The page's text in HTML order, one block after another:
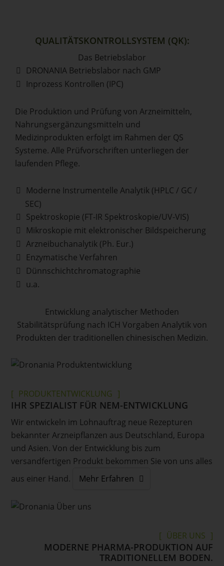
QUALITÄTSKONTROLLSYSTEM (QK):
Das Betriebslabor
DRONANIA Betriebslabor nach GMP
Inprozess Kontrollen (IPC)
Die Produktion und Prüfung von Arzneimitteln,
Nahrungsergänzungsmitteln und
Medizinprodukten erfolgt im Rahmen der QS
Systeme. Alle Prüfvorschriften unterliegen der
laufenden Pflege.
Moderne Instrumentelle Analytik (HPLC / GC /
SEC)
Spektroskopie (FT-IR Spektroskopie/UV-VIS)
Mikroskopie mit elektronischer Bildspeicherung
Arzneibuchanalytik (Ph. Eur.)
Enzymatische Verfahren
Dünnschichtchromatographie
u.a.
Entwicklung analytischer Methoden
Stabilitätsprüfung nach ICH Vorgaben Analytik von
Produkten der traditionellen chinesischen Medizin.
PRODUKTENTWICKLUNG
IHR SPEZIALIST FÜR NEM-ENTWICKLUNG
Wir entwickeln im Lohnauftrag neue Rezepturen
bekannter Arzneipflanzen aus Deutschland, Europa
und Asien. Von der Entwicklung bis zum
versandfertigen Produkt bekommen Sie von uns alles
aus einer Hand.
Mehr Erfahren
ÜBER UNS
MODERNE PHARMA-PRODUKTION AUF
TRADITIONELLEM BODEN.